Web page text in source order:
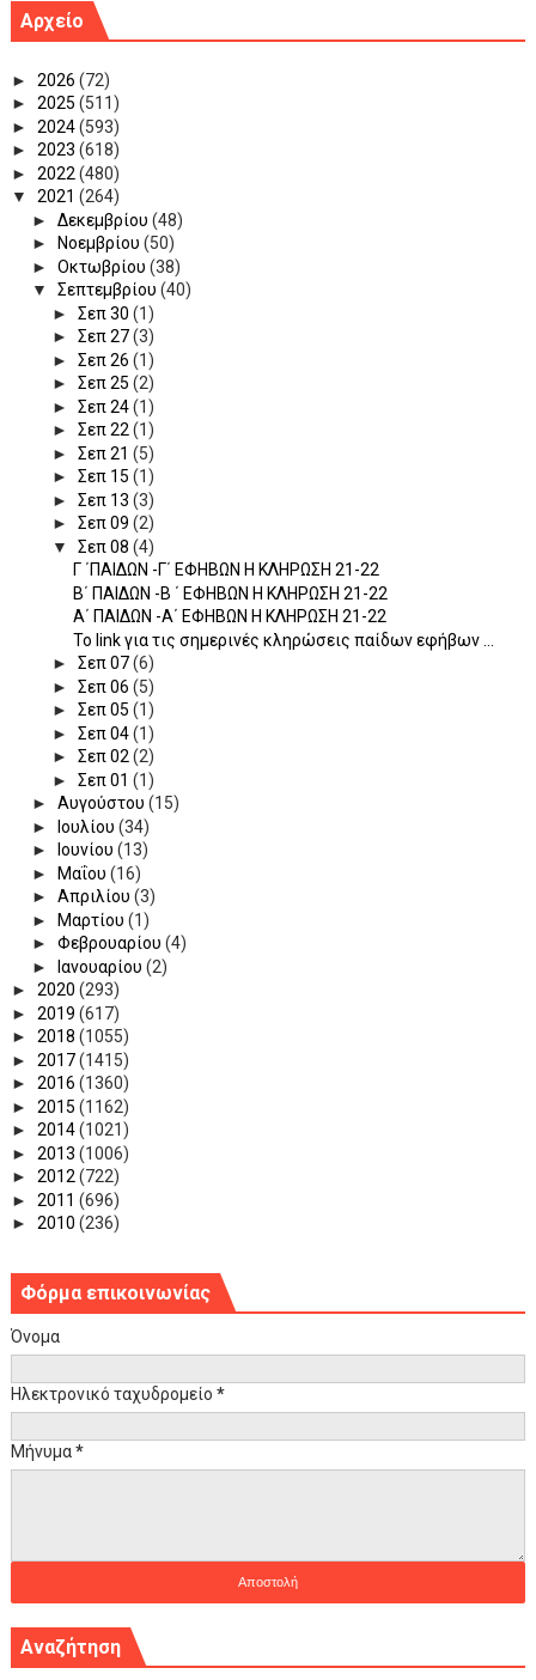
Αρχείο
► 2026 (72)
► 2025 (511)
► 2024(593)
► 2023 (618)
► 2022 (480)
▼ 2021 (264)
► Δεκεμβρίου (48)
►
Νοεμβρίου (50)
► Οκτωβρίου (38)
▼ Σεπτεμβρίου (40)
► Σεπ 30 (1)
► Σεπ 27(3)
► Σεπ 26 (1)
► Σεπ 25 (2)
► Σεπ 24(1)
► Σεπ 22(1)
► Σεπ 21 (5)
► Σεπ 15 (1)
► Σεπ 13 (3)
► Σεπ 09 (2)
▼ Σεπ 08 (4)
Γ ΄ΠΑΙΔΩΝ -Γ΄ ΕΦΗΒΩΝ Η ΚΛΗΡΩΣΗ 21-22
Β΄ ΠΑΙΔΩΝ -Β ΄ ΕΦΗΒΩΝ Η ΚΛΗΡΩΣΗ 21-22
Α΄ ΠΑΙΔΩΝ -Α΄ ΕΦΗΒΩΝ Η ΚΛΗΡΩΣΗ 21-22
Το link για τις σημερινές κληρώσεις παίδων εφήβων ...
► Σεπ 07(6)
► Σεπ 06 (5)
► Σεπ 05 (1)
► Σεπ 04(1)
► Σεπ 02(2)
► Σεπ 01 (1)
► Αυγούστου (15)
►
Ιουλίου (34)
►
Ιουνίου (13)
►
Μαΐου (16)
► Απριλίου (3)
►
Μαρτίου (1)
► Φεβρουαρίου (4)
►
Ιανουαρίου (2)
► 2020 (293)
► 2019 (617)
► 2018 (1055)
► 2017(1415)
► 2016 (1360)
► 2015 (1162)
► 2014(1021)
► 2013 (1006)
► 2012(722)
► 2011 (696)
► 2010 (236)
Φόρμα επικοινωνίας
Όνομα
Ηλεκτρονικό ταχυδρομείο *
Μήνυμα*
Αναζήτηση